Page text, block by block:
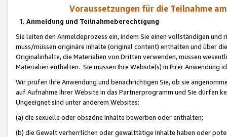
Voraussetzungen für die Teilnahme
1. Anmeldung und Teilnahmeberechtigung
Sie leiten den Anmeldeprozess ein, indem Sie einen vollständigen
muss/müssen originäre Inhalte (original content) enthalten und über
Originalinhalte, die Materialien von Dritten verwenden, müssen
Materialien enthalten. Sie müssen Ihre Website(s) in Ihrer Anwendung
Wir prüfen Ihre Anwendung und benachrichtigen Sie, ob sie
auf Aufnahme Ihrer Website in das Partnerprogramm und Sie dürfen
Ungeeignet sind unter anderem Websites:
(a) die sexuelle oder obszöne Inhalte bewerben oder enthalten;
(b) die Gewalt verherrlichen oder gewalttätige Inhalte haben oder